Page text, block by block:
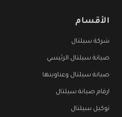
الأقسام
شركة سيلتال
صيانة سيلتال الرئيسي
صيانة سيلتال وعناوينها
ارقام صيانة سيلتال
توكيل سيلتال